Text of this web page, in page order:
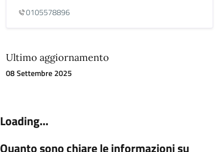
0105578896
Ultimo aggiornamento
08 Settembre 2025